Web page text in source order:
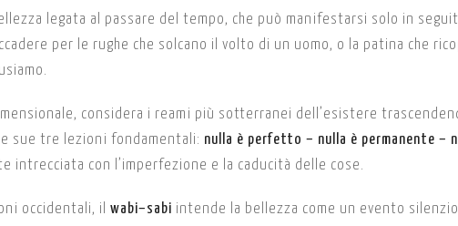
legata al passare del tempo, che può manifestarsi solo in
per le rughe che solcano il volto di un uomo, o la patina che
considera i reami più sotterranei dell’esistere
sue tre lezioni fondamentali: nulla è perfetto – nulla è permanente –
intrecciata con l’imperfezione e la caducità delle cose.
occidentali, il wabi–sabi intende la bellezza come un evento